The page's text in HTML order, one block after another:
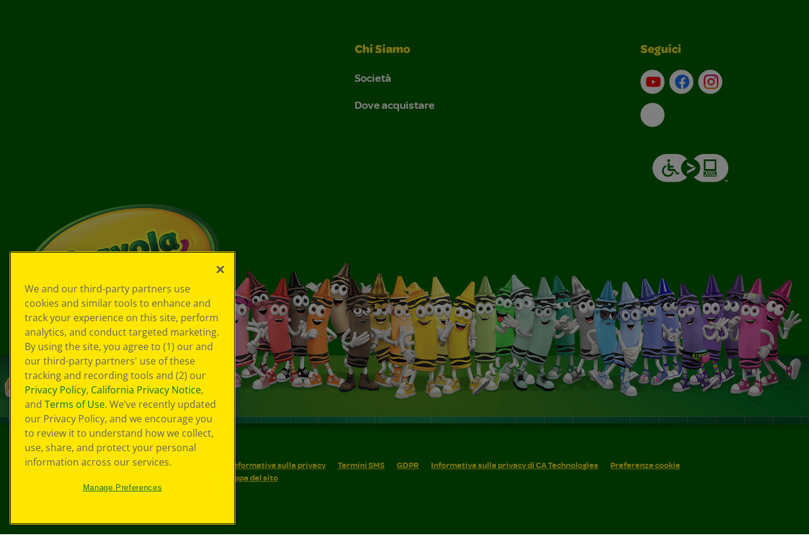
Chi Siamo
Società
Dove acquistare
Seguici
Su YouTube
ContattiProfilo Instagram
Email
© 2026 Crayola® Tutti i diritti riservati.
Le tue scelte in materia di privacy
Informativa sulla privacy Termini SMS GDPR Informativa sulla privacy di CA Technologies
Preferenze cookie
Mappa del sito
We and our third-party partners use
cookies and similar tools to enhance and
track your experience on this site, perform
analytics, and conduct targeted marketing.
By using the site, you agree to (1) our and
our third-party partners' use of these
tracking and recording tools and (2) our
Privacy Policy, California Privacy Notice,
and Terms of Use. We’ve recently updated
our Privacy Policy, and we encourage you
to review it to understand how we collect,
use, share, and protect your personal
information across our services.
Manage Preferences